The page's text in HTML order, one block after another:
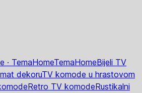
· TemaHomeTemaHomeBijeli TV
dekoruTV komode u hrastovom
Retro TV komodeRustikalni